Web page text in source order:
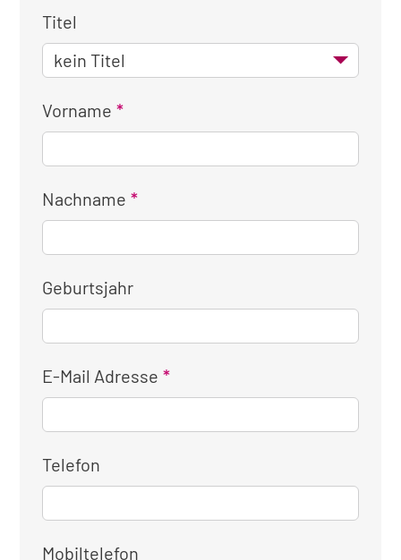
Titel
Vorname
Nachname
Geburtsjahr
E-Mail Adresse
Telefon
Mobiltelefon